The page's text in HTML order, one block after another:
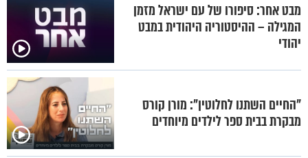
מבט אחר: סיפורו של עם ישראל מזמן
המגילה – ההיסטוריה היהודית במבט
יהודי
"החיים השתנו לחלוטין": מורן קורס
מבקרת בבית ספר לילדים מיוחדים